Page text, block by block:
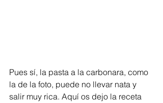
Pues sí, la pasta a la carbonara, como
la de la foto, puede no llevar nata y
salir muy rica. Aquí os dejo la receta